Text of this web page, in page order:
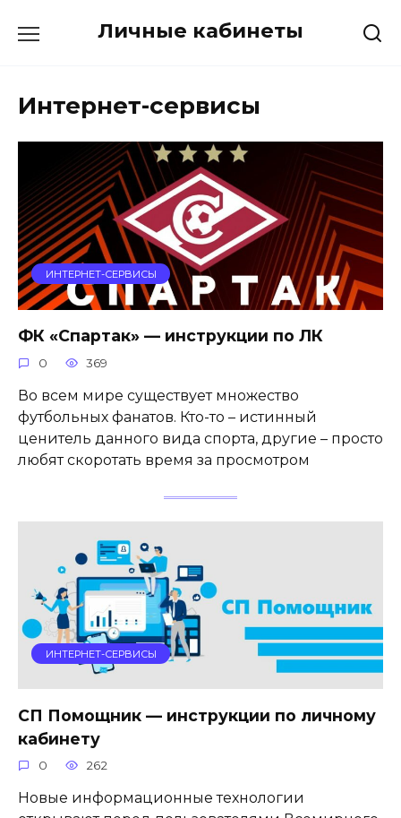
Личные кабинеты
Интернет-сервисы
ИНТЕРНЕТ-СЕРВИСЫ
ФК «Спартак» — инструкции по ЛК
0 369
Во всем мире существует множество
футбольных фанатов. Кто-то – истинный
ценитель данного вида спорта, другие – просто
любят скоротать время за просмотром
ИНТЕРНЕТ-СЕРВИСЫ
СП Помощник — инструкции по личному
кабинету
0 262
Новые информационные технологии